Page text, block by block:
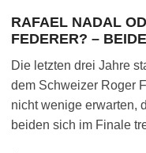
RAFAEL NADAL
FEDERER? –
Die letzten drei Jahre
dem Schweizer Roger
nicht wenige erwarten,
beiden sich im Finale